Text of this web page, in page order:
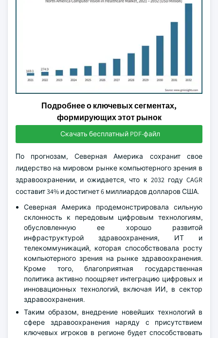
Подробнее о ключевых сегментах,
формирующих этот рынок
Скачать бесплатный PDF-файл
По прогнозам, Северная Америка сохранит свое
лидерство на мировом рынке компьютерного зрения в
здравоохранении, и ожидается, что к 2032 году CAGR
составит 34% и достигнет 6 миллиардов долларов США.
Северная Америка продемонстрировала сильную
склонность к передовым цифровым технологиям,
обусловленную ее хорошо развитой
инфраструктурой здравоохранения, ИТ и
телекоммуникаций, которая способствовала росту
компьютерного зрения на рынке здравоохранения.
Кроме того, благоприятная государственная
политика активно поощряет интеграцию цифровых и
инновационных технологий, включая ИИ, в сектор
здравоохранения.
Таким образом, внедрение новейших технологий в
сфере здравоохранения наряду с присутствием
ключевых игроков в регионе будет способствовать